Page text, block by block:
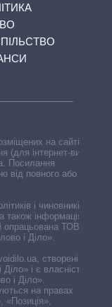
на сайті,
(для інтернет-видань
Посилання
від повного або
і чиновників,
інформація про
опрацьована ТОВ «ІА
і Діло».
створені ГО
і є власністю
і Діло».
на правах